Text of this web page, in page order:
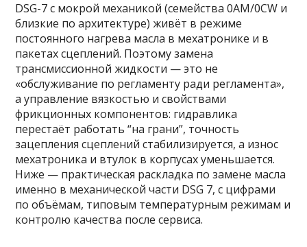
DSG-7 с мокрой механикой (семейства 0AM/0CW и
близкие по архитектуре) живёт в режиме
постоянного нагрева масла в мехатронике и в
пакетах сцеплений. Поэтому замена
трансмиссионной жидкости — это не
«обслуживание по регламенту ради регламента»,
а управление вязкостью и свойствами
фрикционных компонентов: гидравлика
перестаёт работать “на грани”, точность
зацепления сцеплений стабилизируется, а износ
мехатроника и втулок в корпусах уменьшается.
Ниже — практическая раскладка по замене масла
именно в механической части DSG 7, с цифрами
по объёмам, типовым температурным режимам и
контролю качества после сервиса.